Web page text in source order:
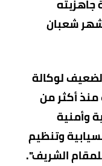
شعبان
لوكالة
منذ أكثر من
وتنظيم
الشريف".